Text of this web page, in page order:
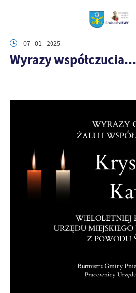
07 - 01 - 2025
Wyrazy współczucia...